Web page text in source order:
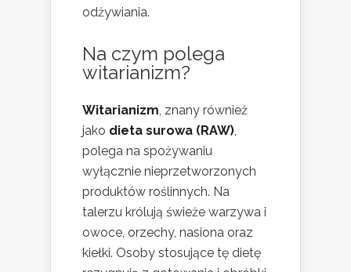
odżywiania.
Na czym polega
witarianizm?
Witarianizm, znany również
jako dieta surowa (RAW),
polega na spożywaniu
wyłącznie nieprzetworzonych
produktów roślinnych. Na
talerzu królują świeże warzywa i
owoce, orzechy, nasiona oraz
kiełki. Osoby stosujące tę dietę